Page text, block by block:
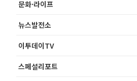
문화·라이프
뉴스발전소
이투데이TV
스페셜리포트